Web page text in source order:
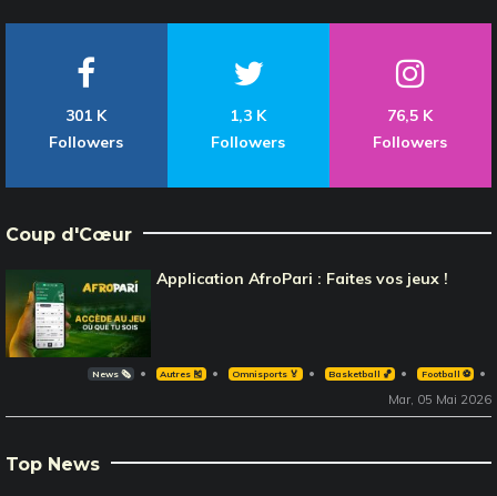
301 K
Followers
1,3 K
Followers
76,5 K
Followers
Coup d'Cœur
Application AfroPari : Faites vos jeux !
News 🗞️ Autres 🎽 Omnisports 🏅 Basketball 🏀 Football ⚽️
Mar, 05 Mai 2026
Top News